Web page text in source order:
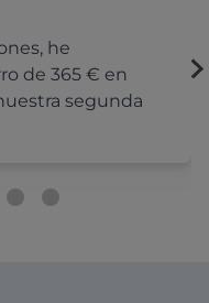
he
de 365 € en
segunda